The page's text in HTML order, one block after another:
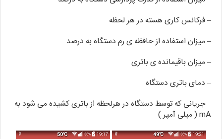
– فرکانس کاری هسته در هر لحظه
– میزان استفاده از حافظه ی رم دستگاه به درصد
– میزان باقیمانده ی باتری
– دمای باتری دستگاه
– جریانی که توسط دستگاه در هرلحظه از باتری کشیده می شود به
mA ( میلی آمپر )